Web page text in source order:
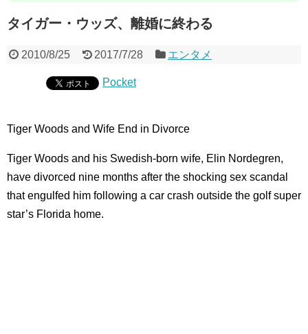
タイガー・ウッズ、離婚に終わる
2010/8/25 2017/7/28 エンタメ
Pocket
Tiger Woods and Wife End in Divorce
Tiger Woods and his Swedish-born wife, Elin Nordegren,
have divorced nine months after the shocking sex scandal
that engulfed him following a car crash outside the golf super
star’s Florida home.